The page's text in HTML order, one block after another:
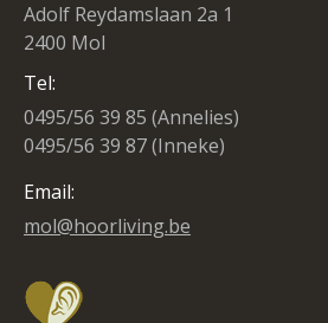
Adolf Reydamslaan 2a 1
2400 Mol
Tel:
0495/56 39 85 (Annelies)
0495/56 39 87 (Inneke)
Email:
mol@hoorliving.be